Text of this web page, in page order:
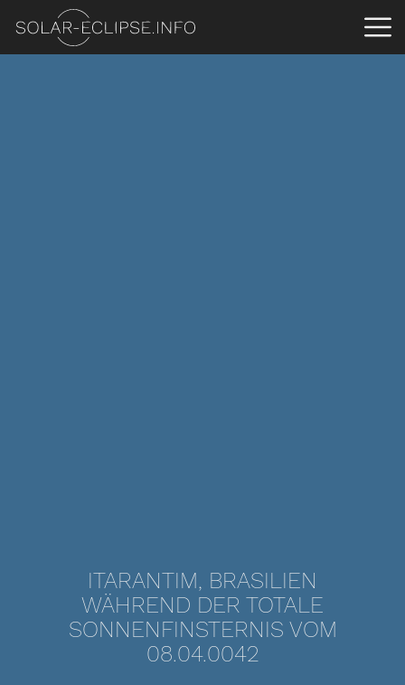
ITARANTIM, BRASILIEN
WÄHREND DER TOTALE
SONNENFINSTERNIS VOM
08.04.0042